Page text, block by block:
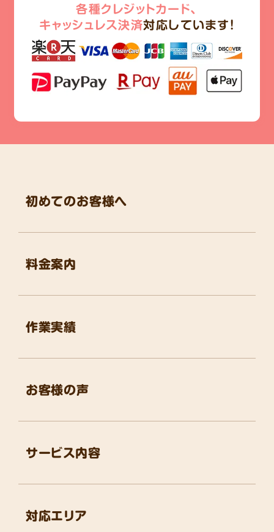
各種クレジットカード、
キャッシュレス決済対応しています!
初めてのお客様へ
料金案内
作業実績
お客様の声
サービス内容
対応エリア